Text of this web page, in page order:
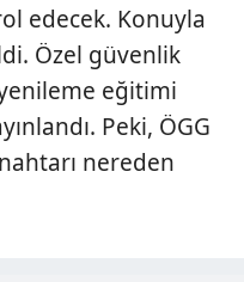
edecek. Konuyla
Özel güvenlik
eğitimi
Peki, ÖGG
nereden